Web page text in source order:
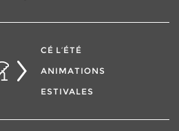
CÉ L’ÉTÉ
ANIMATIONS
ESTIVALES